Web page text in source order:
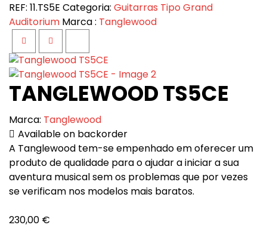
REF: 11.TS5E Categoria: Guitarras Tipo Grand
Auditorium Marca : Tanglewood
FacebookTwitterGoogle+
TANGLEWOOD TS5CE
Marca: Tanglewood
Available on backorder
A Tanglewood tem-se empenhado em oferecer um
produto de qualidade para o ajudar a iniciar a sua
aventura musical sem os problemas que por vezes
se verificam nos modelos mais baratos.
230,00 €